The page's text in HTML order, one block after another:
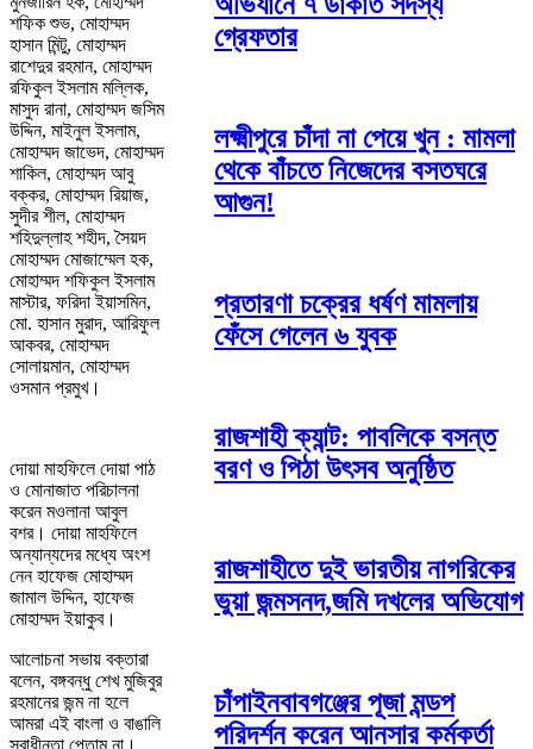
শফিক শুভ, মোহাম্মদ
হাসান মিন্টু, মোহাম্মদ
রাশেদুর রহমান, মোহাম্মদ
রফিকুল ইসলাম মল্লিক,
মাসুদ রানা, মোহাম্মদ জসিম
উদ্দিন, মাইনুল ইসলাম,
মোহাম্মদ জাভেদ, মোহাম্মদ
শাকিল, মোহাম্মদ আবু
বক্কর, মোহাম্মদ রিয়াজ,
সুদীর শীল, মোহাম্মদ
শহিদুল্লাহ শহীদ, সৈয়দ
মোহাম্মদ মোজাম্মেল হক,
মোহাম্মদ শফিকুল ইসলাম
মাস্টার, ফরিদা ইয়াসমিন,
মো. হাসান মুরাদ, আরিফুল
আকবর, মোহাম্মদ
সোলায়মান, মোহাম্মদ
ওসমান প্রমুখ।
দোয়া মাহফিলে দোয়া পাঠ
ও মোনাজাত পরিচালনা
করেন মওলানা আবুল
বশর। দোয়া মাহফিলে
অন্যান্যদের মধ্যে অংশ
নেন হাফেজ মোহাম্মদ
জামাল উদ্দিন, হাফেজ
মোহাম্মদ ইয়াকুব।
আলোচনা সভায় বক্তারা
বলেন, বঙ্গবন্ধু শেখ মুজিবুর
রহমানের জন্ম না হলে
আমরা এই বাংলা ও বাঙালি
স্বাধীনতা পেতাম না।
গ্রেফতার
লক্ষ্মীপুরে চাঁদা না পেয়ে খুন : মামলা
থেকে বাঁচতে নিজেদের বসতঘরে
আগুন!
প্রতারণা চক্রের ধর্ষণ মামলায়
ফেঁসে গেলেন ৬ যুবক
রাজশাহী ক্যান্ট: পাবলিকে বসন্ত
বরণ ও পিঠা উৎসব অনুষ্ঠিত
রাজশাহীতে দুই ভারতীয় নাগরিকের
ভুয়া জন্মসনদ,জমি দখলের অভিযোগ
চাঁপাইনবাবগঞ্জের পূজা মন্ডপ
পরিদর্শন করেন আনসার কর্মকর্তা